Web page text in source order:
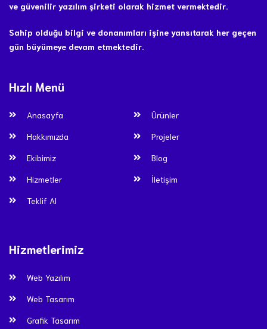
ve güvenilir yazılım şirketi olarak hizmet vermektedir.
Sahip olduğu bilgi ve donanımları işine yansıtarak her geçen
gün büyümeye devam etmektedir.
Hızlı Menü
Anasayfa
Hakkımızda
Ekibimiz
Hizmetler
Teklif Al
Ürünler
Projeler
Blog
İletişim
Hizmetlerimiz
Web Yazılım
Web Tasarım
Grafik Tasarım